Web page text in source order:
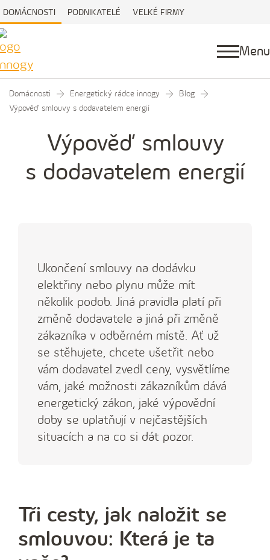
DOMÁCNOSTI PODNIKATELÉ VELKÉ FIRMY
Menu
Domácnosti Energetický rádce innogy
Blog
Výpověď smlouvy s dodavatelem energií
Výpověď smlouvy
s dodavatelem energií
Ukončení smlouvy na dodávku
elektřiny nebo plynu může mít
několik podob. Jiná pravidla platí při
změně dodavatele a jiná při změně
zákazníka v odběrném místě. Ať už
se stěhujete, chcete ušetřit nebo
vám dodavatel zvedl ceny, vysvětlíme
vám, jaké možnosti zákazníkům dává
energetický zákon, jaké výpovědní
doby se uplatňují v nejčastějších
situacích a na co si dát pozor.
Tři cesty, jak naložit se
smlouvou: Která je ta